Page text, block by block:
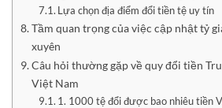
Lựa chọn địa điểm đổi tiền tệ uy tín
Tầm quan trọng của việc cập nhật tỷ
xuyên
Câu hỏi thường gặp về quy đổi tiền
Việt Nam
1. 1000 tệ đổi được bao nhiêu tiền